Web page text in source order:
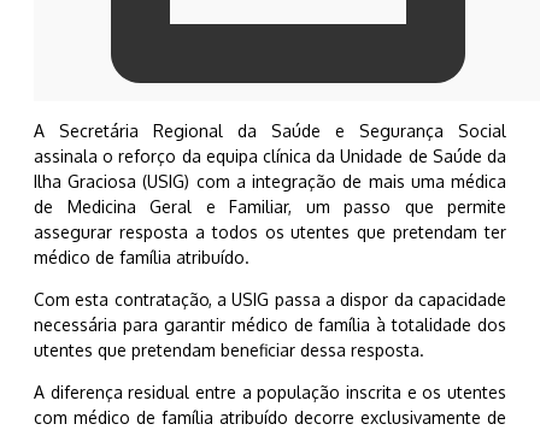
A Secretária Regional da Saúde e Segurança Social
assinala o reforço da equipa clínica da Unidade de Saúde da
Ilha Graciosa (USIG) com a integração de mais uma médica
de Medicina Geral e Familiar, um passo que permite
assegurar resposta a todos os utentes que pretendam ter
médico de família atribuído.
Com esta contratação, a USIG passa a dispor da capacidade
necessária para garantir médico de família à totalidade dos
utentes que pretendam beneficiar dessa resposta.
A diferença residual entre a população inscrita e os utentes
com médico de família atribuído decorre exclusivamente de